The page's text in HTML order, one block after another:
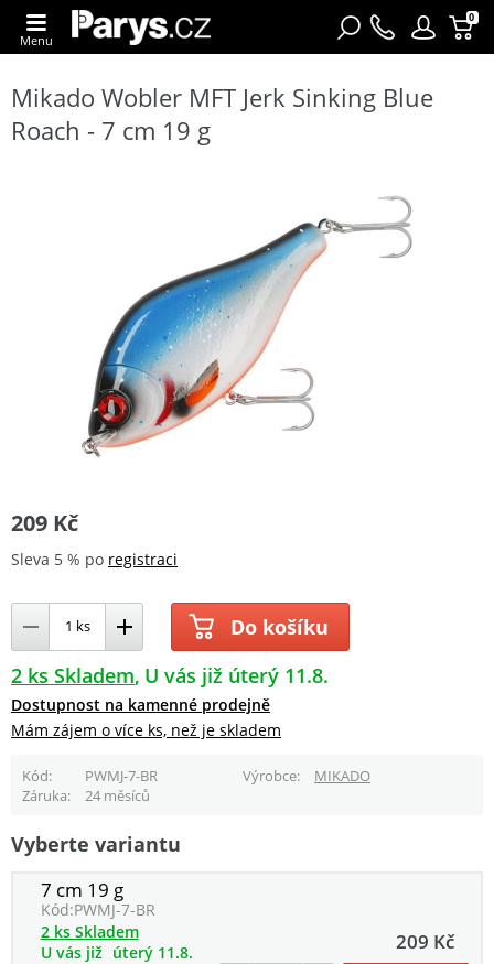
0
Menu
Mikado Wobler MFT Jerk Sinking Blue
Roach - 7 cm 19 g
209 Kč
Sleva 5 % po registraci
Do košíku
2 ks Skladem U vás již úterý 11.8.
Dostupnost na kamenné prodejně
Mám zájem o více ks, než je skladem
Kód PWMJ-7-BR Výrobce
MIKADO
Záruka
24 měsíců
Vyberte variantu
7 cm 19 g
Kód:PWMJ-7-BR
209 Kč
2 ks Skladem
U vás již úterý 11.8.